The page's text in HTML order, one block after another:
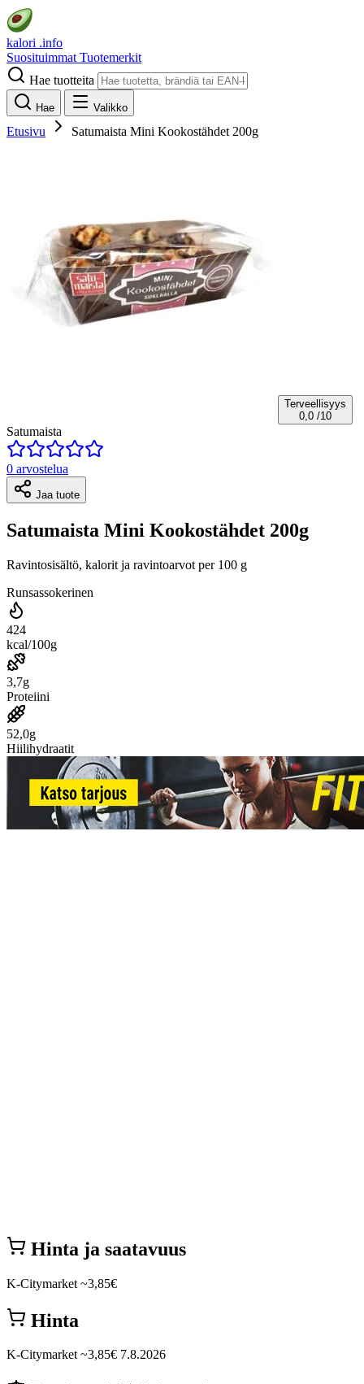
kalori .info
Suosituimmat Tuotemerkit
Hae tuotteita
Hae Valikko
Etusivu Satumaista Mini Kookostähdet 200g
Terveellisyys
0,0 /10
Satumaista
0 arvostelua
Jaa tuote
Satumaista Mini Kookostähdet 200g
Ravintosisältö, kalorit ja ravintoarvot per 100 g
Runsassokerinen
424
kcal/100g
3,7g
Proteiini
52,0g
Hiilihydraatit
Hinta ja saatavuus
K-Citymarket ~3,85€
Hinta
K-Citymarket ~3,85€ 7.8.2026